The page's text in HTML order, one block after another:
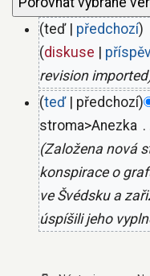
teď předchozí
diskuse
revision imported
teď
předchozí
stroma>Anezka
Založena nová
konspirace o
ve Švédsku a
úspíšili jeho